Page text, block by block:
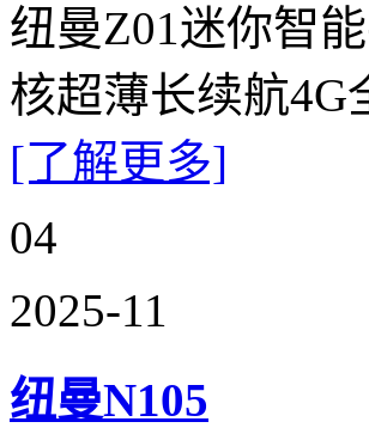
纽曼Z01迷你智
核超薄长续航
[了解更多]
04
2025-11
纽曼N105